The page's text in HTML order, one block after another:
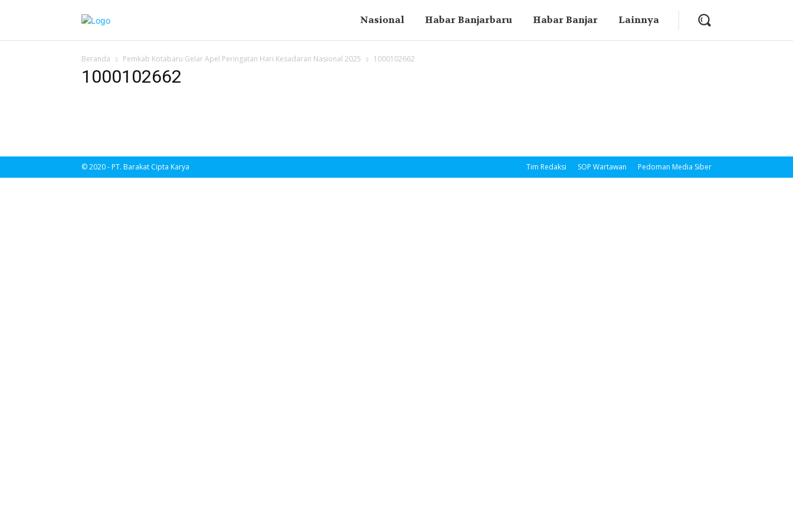
Nasional Habar Banjarbaru Habar Banjar Lainnya
Beranda Pemkab Kotabaru Gelar Apel Peringatan Hari Kesadaran Nasional 2025 1000102662
1000102662
Tim Redaksi SOP Wartawan Pedoman Media Siber
© 2020 - PT. Barakat Cipta Karya